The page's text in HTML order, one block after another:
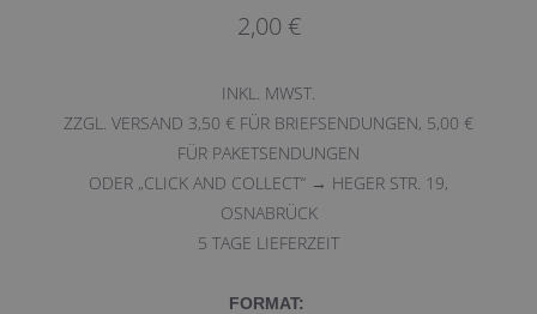
2,00 €
INKL. MWST.
ZZGL. VERSAND 3,50 € FÜR BRIEFSENDUNGEN, 5,00 €
FÜR PAKETSENDUNGEN
ODER „CLICK AND COLLECT“ → HEGER STR. 19,
OSNABRÜCK
5 TAGE LIEFERZEIT
FORMAT: